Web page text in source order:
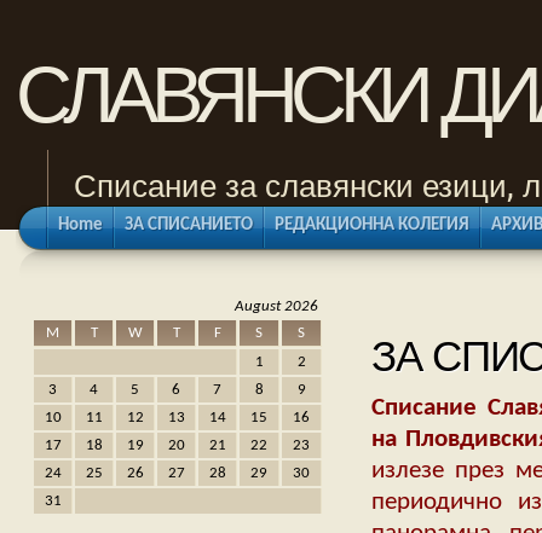
СЛАВЯНСКИ
Списание за славянски езици,
Home ЗА СПИСАНИЕТО РЕДАКЦИОННА КОЛЕГИЯ
ЗА
Списание
на
излезе през
периодично
August 2026
M
T W T F S
S
1
2
3
4 5 6 7 8
9
10
11 12 13 14 15
16
17
18 19 20 21 22
23
24
25 26 27 28 29
30
31